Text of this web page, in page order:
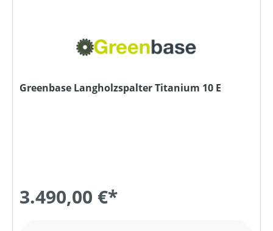
Greenbase Langholzspalter Titanium 10 E
3.490,00 €*